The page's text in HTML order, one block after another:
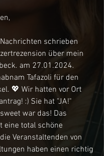
schrieben
über mein
am 27.01.2024.
Tafazoli für den
💖 Wir hatten vor Ort
:) Sie hat "JA!"
war das! Das
eine total schöne
Veranstaltenden von
haben einen richtig